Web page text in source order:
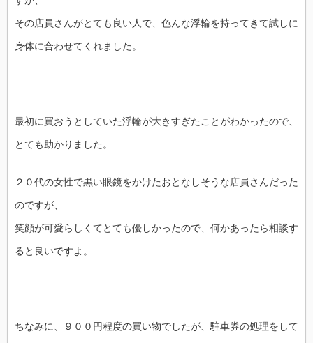
その店員さんがとても良い人で、色んな浮輪を持ってきて試しに
身体に合わせてくれました。
最初に買おうとしていた浮輪が大きすぎたことがわかったので、
とても助かりました。
２０代の女性で黒い眼鏡をかけたおとなしそうな店員さんだった
のですが、
笑顔が可愛らしくてとても優しかったので、何かあったら相談す
ると良いですよ。
ちなみに、９００円程度の買い物でしたが、駐車券の処理をして